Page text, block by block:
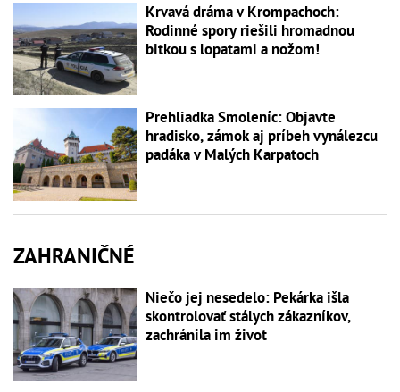
Krvavá dráma v Krompachoch:
Rodinné spory riešili hromadnou
bitkou s lopatami a nožom!
Prehliadka Smoleníc: Objavte
hradisko, zámok aj príbeh vynálezcu
padáka v Malých Karpatoch
ZAHRANIČNÉ
Niečo jej nesedelo: Pekárka išla
skontrolovať stálych zákazníkov,
zachránila im život